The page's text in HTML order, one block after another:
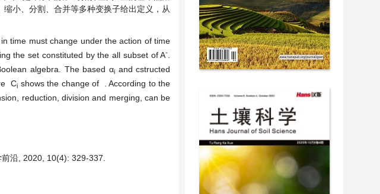
小、分割、合并等多种变换子给出定义，从
time must change under the action of time
the set constituted by the all subset of A-
algebra. The based αi and cstructed
Ci shows the change of . According to the
reduction, division and merging, can be
沿, 2020, 10(4): 329-337.